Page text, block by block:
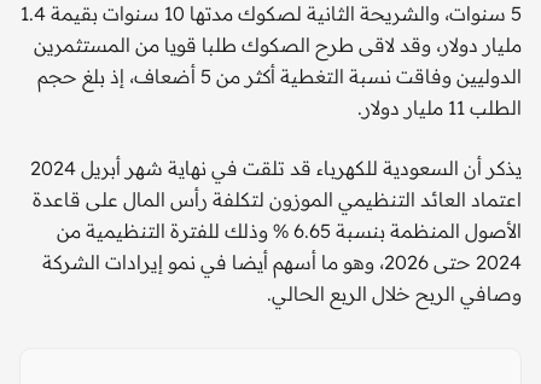
5 سنوات، والشريحة الثانية لصكوك مدتها 10 سنوات بقيمة 1.4
مليار دولار، وقد لاقى طرح الصكوك طلبا قويا من المستثمرين
الدوليين وفاقت نسبة التغطية أكثر من 5 أضعاف، إذ بلغ حجم
الطلب 11 مليار دولار.
يذكر أن السعودية للكهرباء قد تلقت في نهاية شهر أبريل 2024
اعتماد العائد التنظيمي الموزون لتكلفة رأس المال على قاعدة
الأصول المنظمة بنسبة 6.65 % وذلك للفترة التنظيمية من
2024 حتى 2026، وهو ما أسهم أيضا في نمو إيرادات الشركة
وصافي الربح خلال الربع الحالي.